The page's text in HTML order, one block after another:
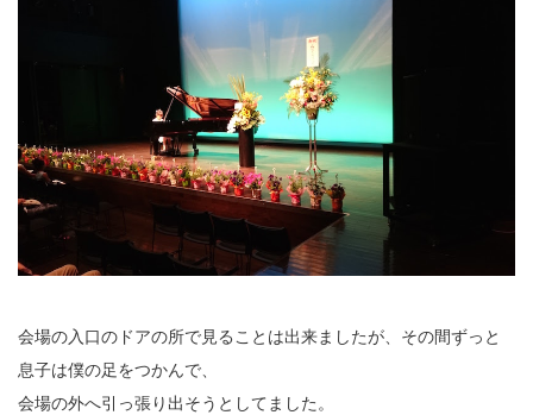
会場の入口のドアの所で見ることは出来ましたが、その間ずっと
息子は僕の足をつかんで、
会場の外へ引っ張り出そうとしてました。